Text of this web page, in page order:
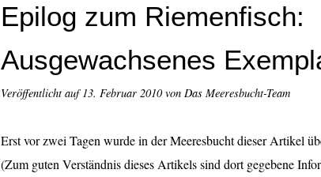
Epilog zum Riemenfisch:
Ausgewachsenes
Veröffentlicht auf13. Februar 2010von Das Meeresbucht-Team
Erst vor zwei Tagen wurde in der Meeresbucht dieser Artikel
(Zum guten Verständnis dieses Artikels sind dort gegebene